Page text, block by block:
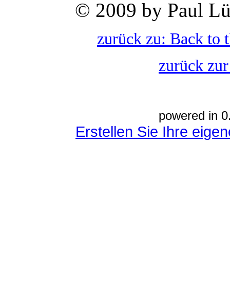
© 2009 by Paul
zurück zu: Back to
zurück
powered in
Erstellen Sie Ihre